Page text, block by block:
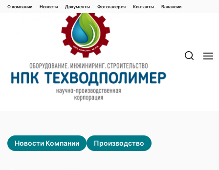
Перейти
Новости Компании Производство
О компании Новости Документы Фотогалерея Контaкты Вакaнсии